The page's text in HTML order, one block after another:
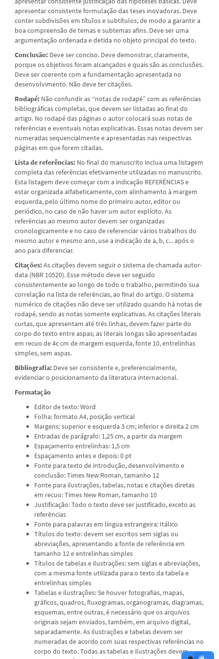
apresentar consistente formulação das teses inovadoras. Deve
conter subdivisões em títulos e subtítulos, de modo a garantir a
boa compreensão de temas e subtemas afins. Deve ser uma
argumentação ordenada e detida no objeto principal do texto.
Conclusão: Deve ser conciso. Deve demonstrar, claramente,
porque os objetivos foram alcançados e quais são as conclusões.
Deve ser coerente com a fundamentação apresentada no
desenvolvimento. Não deve ter citações.
Rodapé: Não confundir as “notas de rodapé” com as referências
bibliográficas completas, que devem ser listadas ao final do
artigo. No rodapé das páginas o autor colocará suas notas de
referências e eventuais notas explicativas. Essas notas devem ser
numeradas sequencialmente e apresentadas nas respectivas
páginas em que forem citadas.
Lista de referências: No final do manuscrito inclua uma listagem
completa das referências efetivamente utilizadas no manuscrito.
Esta listagem deve começar com a indicação REFERÊNCIAS e
estar organizada alfabeticamente, com alinhamento à margem
esquerda, pelo último nome do primeiro autor, editor ou
periódico, no caso de não haver um autor explícito. As
referências ao mesmo autor devem ser organizadas
cronologicamente e no caso de referenciar vários trabalhos do
mesmo autor e mesmo ano, use a indicação de a, b, c... após o
ano para diferenciar.
Citações:As citações devem seguir o sistema de chamada autor-
data (NBR 10520). Esse método deve ser seguido
consistentemente ao longo de todo o trabalho, permitindo sua
correlação na lista de referências, ao final do artigo. O sistema
numérico de citações não deve ser utilizado quando há notas de
rodapé, sendo as notas somente explicativas. As citações literais
curtas, que apresentam até três linhas, devem fazer parte do
corpo do texto entre aspas; as literais longas são apresentadas
em recuo de 4c cm de margem esquerda, fonte 10, entrelinhas
simples, sem aspas.
Bibliografia: Deve ser consistente e, preferencialmente,
evidenciar o posicionamento da literatura internacional.
Formatação
Editor de texto: Word
Folha: formato A4, posição vertical
Margens: superior e esquerda 3 cm; inferior e direita 2 cm
Entradas de parágrafo: 1,25 cm, a partir da margem
Espaçamento entrelinhas: 1,5 cm
Espaçamento antes e depois: 0 pt
Fonte para texto de introdução, desenvolvimento e
conclusão: Times New Roman, tamanho 12
Fonte para ilustrações, tabelas, notas e citações diretas
em recuo: Times New Roman, tamanho 10
Justificação: Todo o texto deve ser justificado, exceto as
referências
Fonte para palavras em língua estrangeira: Itálico
Títulos do texto: devem ser escritos sem siglas ou
abreviações, apresentando a fonte de referência em
tamanho 12 e entrelinhas simples
Títulos de tabelas e ilustrações: sem siglas e abreviações,
com a mesma fonte utilizada para o texto da tabela e
entrelinhas simples
Tabelas e ilustrações: Se houver fotografias, mapas,
gráficos, quadros, fluxogramas, organogramas, diagramas,
esquemas, entre outras, é necessário que os arquivos
originais sejam enviados, também, em arquivo digital,
separadamente. As ilustrações e tabelas devem ser
numeradas de acordo com suas respectivas referências no
corpo do texto. Todas as tabelas e ilustrações devem